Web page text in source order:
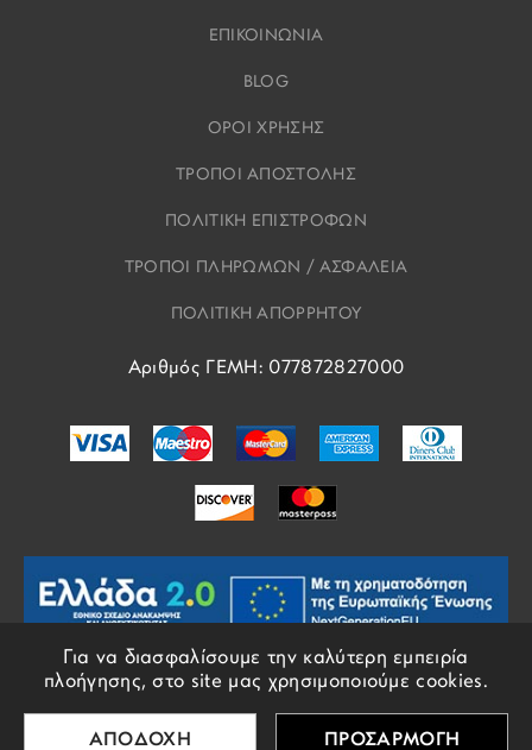
Για να διασφαλίσουμε την καλύτερη εμπειρία
πλοήγησης, στο site μας χρησιμοποιούμε cookies.
ΑΠΟΔΟΧΗ ΠΡΟΣΑΡΜΟΓΗ
ΕΠΙΚΟΙΝΩΝΙΑ
BLOG
ΟΡΟΙ ΧΡΗΣΗΣ
ΤΡΟΠΟΙ ΑΠΟΣΤΟΛΗΣ
ΠΟΛΙΤΙΚΗ ΕΠΙΣΤΡΟΦΩΝ
ΤΡΟΠΟΙ ΠΛΗΡΩΜΩΝ / ΑΣΦΑΛΕΙΑ
ΠΟΛΙΤΙΚΗ ΑΠΟΡΡΗΤΟΥ
Αριθμός ΓΕΜΗ: 077872827000
© COPYRIGHTS EROS 2018 - 2026 - ALL RIGHTS RESERVED